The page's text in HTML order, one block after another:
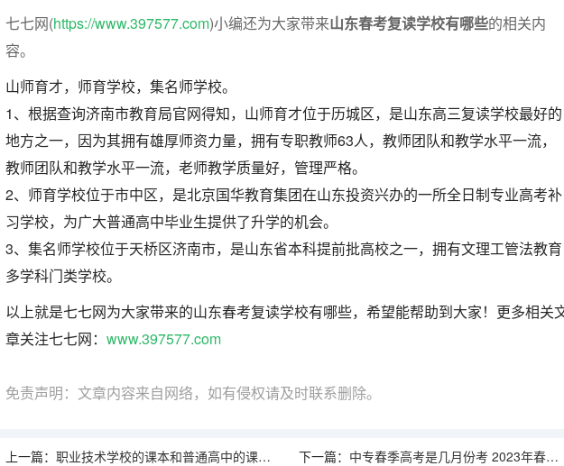
七七网(https://www.397577.com)小编还为大家带来山东春考复读学校有哪些的相关内
容。
山师育才，师育学校，集名师学校。
1、根据查询济南市教育局官网得知，山师育才位于历城区，是山东高三复读学校最好的
地方之一，因为其拥有雄厚师资力量，拥有专职教师63人，教师团队和教学水平一流，
教师团队和教学水平一流，老师教学质量好，管理严格。
2、师育学校位于市中区，是北京国华教育集团在山东投资兴办的一所全日制专业高考补
习学校，为广大普通高中毕业生提供了升学的机会。
3、集名师学校位于天桥区济南市，是山东省本科提前批高校之一，拥有文理工管法教育
多学科门类学校。
以上就是七七网为大家带来的山东春考复读学校有哪些，希望能帮助到大家！更多相关
章关注七七网： www.397577.com
免责声明：文章内容来自网络，如有侵权请及时联系删除。
上一篇： 职业技术学校的课本和普通高中的课本一样吗？ 下一篇： 中专春季高考是几月份考 2023年春季高考在几月几日考